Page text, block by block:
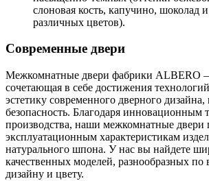
слоновая кость, капучино, шоколад
различных цветов).
Современные двери
Межкомнатные двери фабрики ALBERO
сочетающая в себе достижения
эстетику современного дверного
безопасность. Благодаря инновационным
производства, наши межкомнатные двери
эксплуатационным характеристикам
натурального шпона. У нас вы найдете
качественных моделей, разнообразных
дизайну и цвету.